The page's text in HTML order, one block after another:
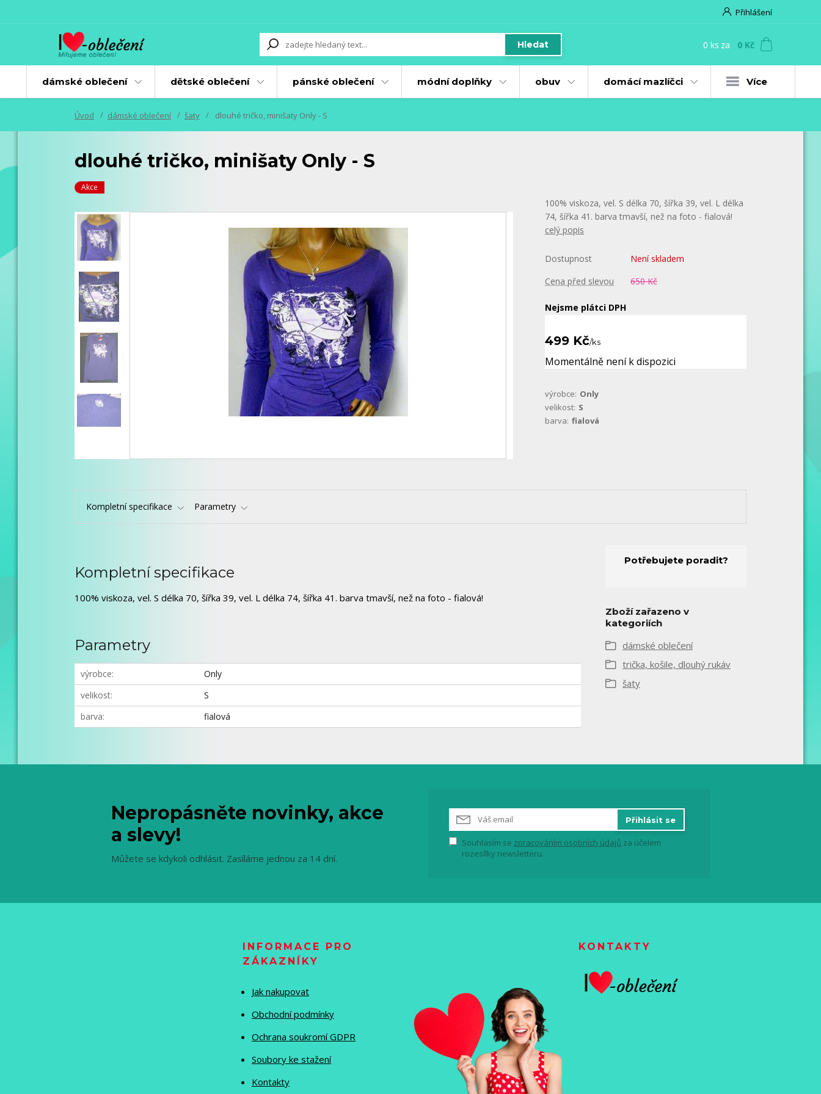
Přihlášení
Hledat 0 ks za 0 Kč
dámské oblečení dětské oblečení pánské oblečení módní doplňky obuv domácí mazlíčci Více
Úvod dámské oblečení šaty dlouhé tričko, minišaty Only - S
dlouhé tričko, minišaty Only - S
Akce
100% viskoza, vel. S délka 70, šířka 39, vel. L délka
74, šířka 41. barva tmavší, než na foto - fialová!
celý popis
Dostupnost
Není skladem
Cena před slevou
650 Kč
Nejsme plátci DPH
499 Kč/ks
Momentálně není k dispozici
výrobce: Only
velikost: S
barva: fialová
Kompletní specifikace Parametry
Kompletní specifikace
100% viskoza, vel. S délka 70, šířka 39, vel. L délka 74, šířka 41. barva tmavší, než na foto - fialová!
Parametry
výrobce
Only
velikost
S
barva
fialová
Potřebujete poradit?
Zboží zařazeno v
kategoriích
dámské oblečení
trička, košile, dlouhý rukáv
šaty
Nepropásněte novinky, akce
a slevy!
Můžete se kdykoli odhlásit. Zasíláme jednou za 14 dní.
Přihlásit se
Souhlasím se zpracováním osobních údajů za účelem
rozesílky newsletteru.
INFORMACE PRO
ZÁKAZNÍKY
Jak nakupovat
Obchodní podmínky
Ochrana soukromí GDPR
Soubory ke stažení
Kontakty
KONTAKTY